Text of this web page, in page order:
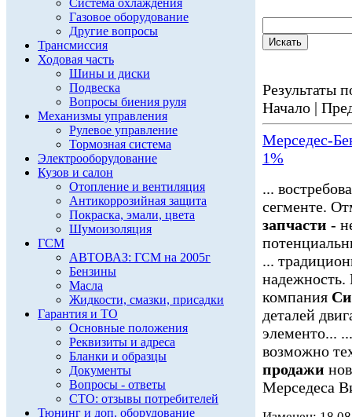
Система охлаждения
Газовое оборудование
Другие вопросы
Трансмиссия
Ходовая часть
Шины и диски
Подвеска
Вопросы биения руля
Механизмы управления
Рулевое управление
Тормозная система
Электрооборудование
Кузов и салон
Отопление и вентиляция
Антикоррозийная защита
Покраска, эмали, цвета
Шумоизоляция
ГСМ
АВТОВАЗ: ГСМ на 2005г
Бензины
Масла
Жидкости, смазки, присадки
Гарантия и ТО
Основные положения
Реквизиты и адреса
Бланки и образцы
Документы
Вопросы - ответы
СТО: отзывы потребителей
Тюнинг и доп. оборудование
Результаты
Начало |
Мерседес-
1%
...
сегменте.
запчасти -
...
компания
деталей
элементо...
возможно
продажи
Мерседеса